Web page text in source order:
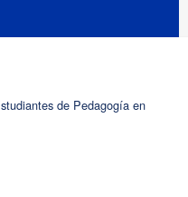
de Pedagogía en